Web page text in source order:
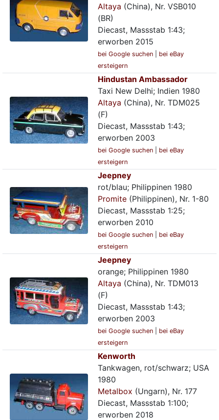
Altaya (China), Nr. VSB010
(BR)
Diecast, Massstab 1:43;
erworben 2015
bei Google suchen
bei eBay
ersteigern
Hindustan Ambassador
Taxi New Delhi; Indien 1980
Altaya (China), Nr. TDM025
(F)
Diecast, Massstab 1:43;
erworben 2003
bei Google suchen
bei eBay
ersteigern
Jeepney
rot/blau; Philippinen 1980
Promite (Philippinen), Nr. 1-80
Diecast, Massstab 1:25;
erworben 2010
bei Google suchen
bei eBay
ersteigern
Jeepney
orange; Philippinen 1980
Altaya (China), Nr. TDM013
(F)
Diecast, Massstab 1:43;
erworben 2003
bei Google suchen
bei eBay
ersteigern
Kenworth
Tankwagen, rot/schwarz; USA
1980
Metalbox (Ungarn), Nr. 177
Diecast, Massstab 1:100;
erworben 2018